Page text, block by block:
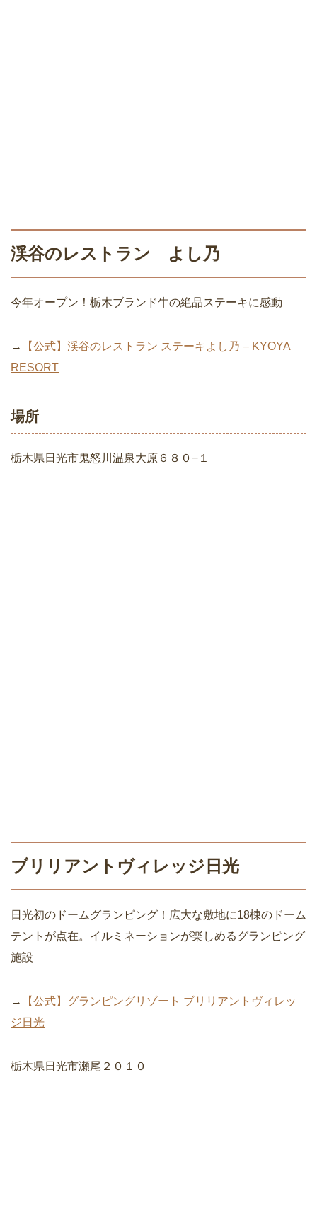
渓谷のレストラン よし乃
今年オープン！栃木ブランド牛の絶品ステーキに感動
→
【公式】渓谷のレストラン ステーキよし乃 – KYOYA
RESORT
場所
栃木県日光市鬼怒川温泉大原６８０−１
ブリリアントヴィレッジ日光
日光初のドームグランピング！広大な敷地に18棟のドーム
テントが点在。イルミネーションが楽しめるグランピング
施設
→
【公式】グランピングリゾート ブリリアントヴィレッ
ジ日光
栃木県日光市瀬尾２０１０